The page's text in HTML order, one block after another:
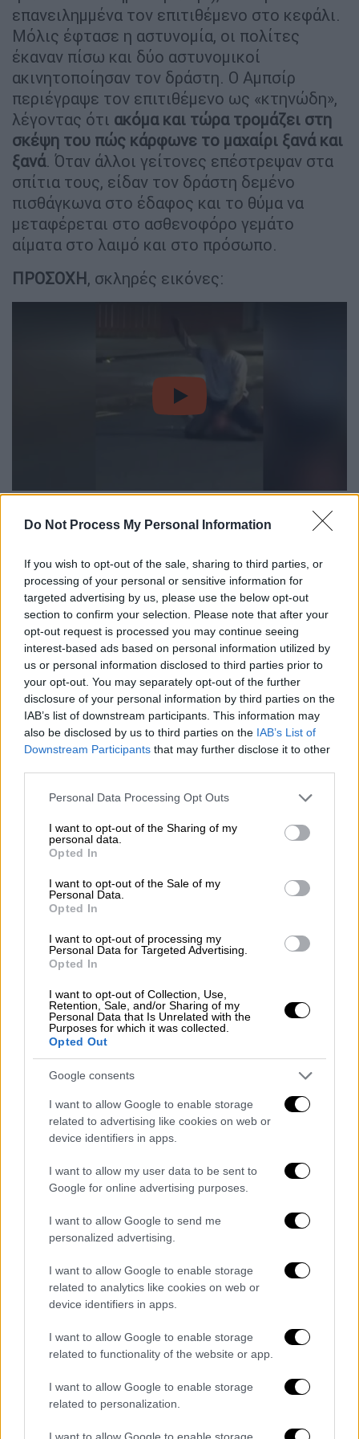
Do Not Process My Personal Information
If you wish to opt-out of the sale, sharing to third parties, or
processing of your personal or sensitive information for
targeted advertising by us, please use the below opt-out
section to confirm your selection. Please note that after your
opt-out request is processed you may continue seeing
interest-based ads based on personal information utilized by
us or personal information disclosed to third parties prior to
your opt-out. You may separately opt-out of the further
disclosure of your personal information by third parties on the
IAB’s list of downstream participants. This information may
also be disclosed by us to third parties on the IAB’s List of
Downstream Participants that may further disclose it to other
Please note that this website/app uses one or more Google
not limited to your visit or usage behaviour. You may click to
grant or deny consent to Google and its third-party tags to
use your data for below specified purposes in below Google
consent section.
Personal Data Processing Opt Outs
I want to opt-out of the Sharing of my
personal data.
Opted In
I want to opt-out of the Sale of my
Personal Data.
Opted In
I want to opt-out of processing my
Personal Data for Targeted Advertising.
Opted In
I want to opt-out of Collection, Use,
Retention, Sale, and/or Sharing of my
Personal Data that Is Unrelated with the
Purposes for which it was collected.
Opted Out
Google consents
I want to allow Google to enable storage
related to advertising like cookies on web or
device identifiers in apps.
I want to allow my user data to be sent to
Google for online advertising purposes.
I want to allow Google to send me
personalized advertising.
I want to allow Google to enable storage
related to analytics like cookies on web or
device identifiers in apps.
I want to allow Google to enable storage
related to functionality of the website or app.
I want to allow Google to enable storage
related to personalization.
I want to allow Google to enable storage
επανειλημμένα τον επιτιθέμενο στο κεφάλι.
Μόλις έφτασε η αστυνομία, οι πολίτες
έκαναν πίσω και δύο αστυνομικοί
ακινητοποίησαν τον δράστη. Ο Αμπσίρ
περιέγραψε τον επιτιθέμενο ως «κτηνώδη»,
λέγοντας ότι ακόμα και τώρα τρομάζει στη
σκέψη του πώς κάρφωνε το μαχαίρι ξανά και
ξανά. Όταν άλλοι γείτονες επέστρεψαν στα
σπίτια τους, είδαν τον δράστη δεμένο
πισθάγκωνα στο έδαφος και το θύμα να
μεταφέρεται στο ασθενοφόρο γεμάτο
αίματα στο λαιμό και στο πρόσωπο.
ΠΡΟΣΟΧΗ, σκληρές εικόνες:
video
Στα πρόθυρα νέας κοινωνικής
έκρηξης η Βόρεια Ιρλανδία
Η επίθεση, η οποία χαρακτηρίστηκε αμέσως
ως «περιστατικό ύψιστης ασφαλείας» από
την αστυνομία της Βόρειας Ιρλανδίας (PSNI),
έφερε με τον πιο βίαιο τρόπο το
μεταναστευτικό ζήτημα ξανά στο προσκήνιο
Το γεγονός συνέβη σε μια εξαιρετικά
φορτισμένη συγκυρία, καθώς συνέπεσε με
την επέτειο των περσινών σφοδρών
αντιμεταναστευτικών ταραχών που είχαν
συγκλονίσει τη χώρα, όταν δύο έφηβοι Ρομά
κατηγορήθηκαν για σεξουαλική επίθεση σε
μια κοπέλα στο Μπαλιμίνα.
Έναν χρόνο μετά, πολιτικοί, αστυνομικές
Αρχές και τοπικοί ηγέτες απευθύνουν
δραματικές εκκλήσεις για ψυχραιμία,
φοβούμενοι ένα νέο ντόμινο βίας.
Το φυτίλι, ωστόσο, είχε ήδη ανάψει στα
μέσα κοινωνικής δικτύωσης. Μόλις μία ώρα
μετά το συμβάν, ο γνωστός
ακτιβιστήςΤόμι Ρόμπινσον κοινοποίησε το
βίντεο στους δύο εκατομμύρια ακολούθους
του στο X, κάνοντάς το αμέσως viral. Το
επόμενο πρωί, ο αναπληρωτής ηγέτης του
κόμματος Reform UK, Ρίτσαρντ Τάις, ζήτησε
επιτακτικά από την αστυνομία να
δημοσιοποιήσει την εθνικότητα και το
νομικό καθεστώς του υπόπτου ώστε να
προλάβει τη διασπορά ψευδών ειδήσεων,
ακολουθώντας τις συστάσεις του ειδικού
τρομοκρατία, Τζόναθαν Χολ.
της πολιτικής ιεραρχίας του Ηνωμένου
Βασιλείου. Ο πρωθυπουργός Σερ Κιρ
αποτρόπαια και φρικιαστική», εκφράζοντας
τις ευχαριστίες του στους πολίτες που
επενέβησαν με κίνδυνο της ζωής τους. Στον
αντίποδα, η ηγέτιδα των Συντηρητικών, Κέμι